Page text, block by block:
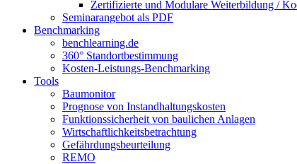
Zertifizierte und Modulare Weiterbildung /
Seminarangebot als PDF
Benchmarking
benchlearning.de
360° Standortbestimmung
Kosten-Leistungs-Benchmarking
Tools
Baumonitor
Prognose von Instandhaltungskosten
Funktionssicherheit von baulichen Anlagen
Wirtschaftlichkeitsbetrachtung
Gefährdungsbeurteilung
REMO